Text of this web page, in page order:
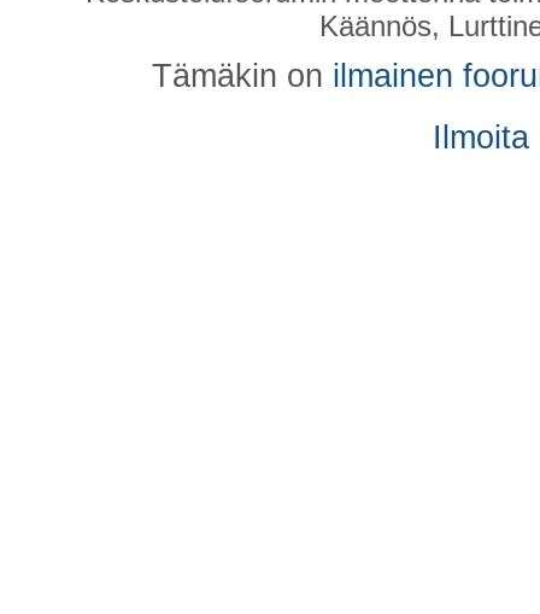
Käännös,
Tämäkin on ilmainen